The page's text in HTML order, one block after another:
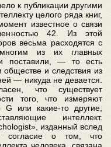
к публикации другими
целого ряда книг,
известное о связи
42. Из этой
весьма расходятся с
из их главных
поставили, — то есть
обществе и следствия из
— никуда не девается.
что существует
того, что измеряют
или какие-то другие,
интеллект.
изданный вслед
согласие о том, что